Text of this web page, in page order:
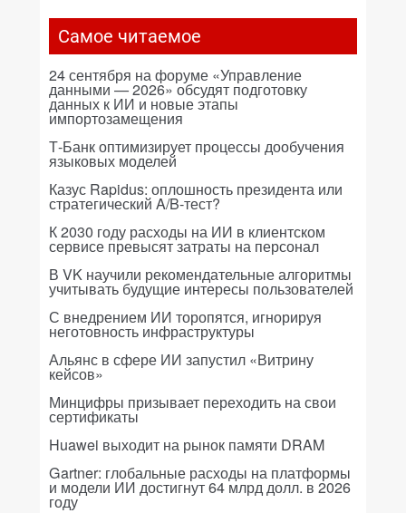
Самое читаемое
24 сентября на форуме «Управление
данными — 2026» обсудят подготовку
данных к ИИ и новые этапы
импортозамещения
Т-Банк оптимизирует процессы дообучения
языковых моделей
Казус Rapidus: оплошность президента или
стратегический A/B-тест?
К 2030 году расходы на ИИ в клиентском
сервисе превысят затраты на персонал
В VK научили рекомендательные алгоритмы
учитывать будущие интересы пользователей
С внедрением ИИ торопятся, игнорируя
неготовность инфраструктуры
Альянс в сфере ИИ запустил «Витрину
кейсов»
Минцифры призывает переходить на свои
сертификаты
Huawei выходит на рынок памяти DRAM
Gartner: глобальные расходы на платформы
и модели ИИ достигнут 64 млрд долл. в 2026
году